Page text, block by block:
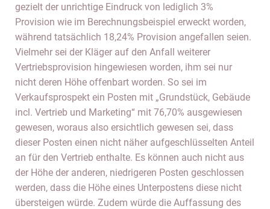
gezielt der unrichtige Eindruck von lediglich 3%
Provision wie im Berechnungsbeispiel erweckt worden,
während tatsächlich 18,24% Provision angefallen seien.
Vielmehr sei der Kläger auf den Anfall weiterer
Vertriebsprovision hingewiesen worden, ihm sei nur
nicht deren Höhe offenbart worden. So sei im
Verkaufsprospekt ein Posten mit „Grundstück, Gebäude
incl. Vertrieb und Marketing“ mit 76,70% ausgewiesen
gewesen, woraus also ersichtlich gewesen sei, dass
dieser Posten einen nicht näher aufgeschlüsselten Anteil
an für den Vertrieb enthalte. Es können auch nicht aus
der Höhe der anderen, niedrigeren Posten geschlossen
werden, dass die Höhe eines Unterpostens diese nicht
übersteigen würde. Zudem würde die Auffassung des